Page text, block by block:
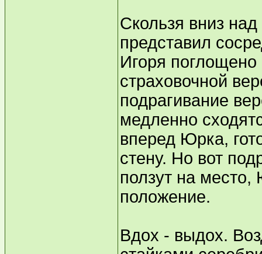
Скользя вниз
представил
Игоря
страховочной
подрагивание
медленно
вперед Юрка,
стену. Но вот
ползут на
положение.
Вдох - выдох.